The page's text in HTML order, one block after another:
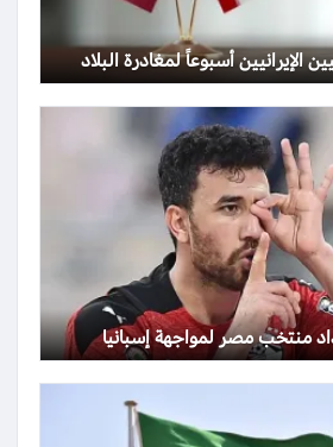
الإيرانيين أسبوعاً لمغادرة البلاد
منتخب مصر لمواجهة إسبانيا